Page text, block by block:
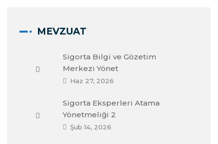
MEVZUAT
Sigorta Bilgi ve Gözetim
Merkezi Yönet
Haz 27, 2026
Sigorta Eksperleri Atama
Yönetmeliği 2
Şub 14, 2026